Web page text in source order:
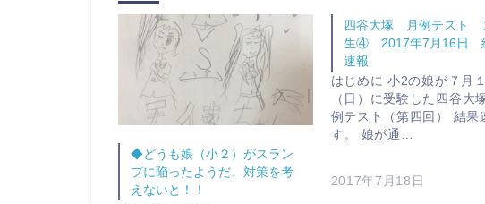
◆どうも娘（小２）がスラン
プに陥ったようだ、対策を考
えないと！！
四谷大塚 月例テスト
生④ 2017年7月16日
速報
はじめに 小2の娘が７月
（日）に受験した四谷大
例テスト（第四回） 結果
す。 娘が通…
2017年7月18日